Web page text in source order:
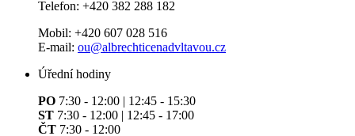
Telefon: +420 382 288 182
Mobil: +420 607 028 516
E-mail: ou@albrechticenadvltavou.cz
Úřední hodiny
PO 7:30 - 12:00 | 12:45 - 15:30
ST 7:30 - 12:00 | 12:45 - 17:00
ČT 7:30 - 12:00